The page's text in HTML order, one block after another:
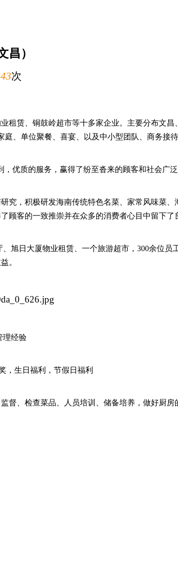
昌）
次
租赁、铜鼓岭超市等十多家企业。主要分布文
、单位聚餐、喜宴、以及中小型团队、商务接待
优质的服务，赢得了纷至沓来的顾客和社会广泛
究，积极研发海南传统特色名菜、家常风味菜
顾客的一致推崇并在众多的消费者心目中留下了
旭日大厦物业租赁、一个旅游超市，300余位员
。
理经验
，生日福利，节假日福利
督、检查菜品、人员培训、储备培养，做好厨房